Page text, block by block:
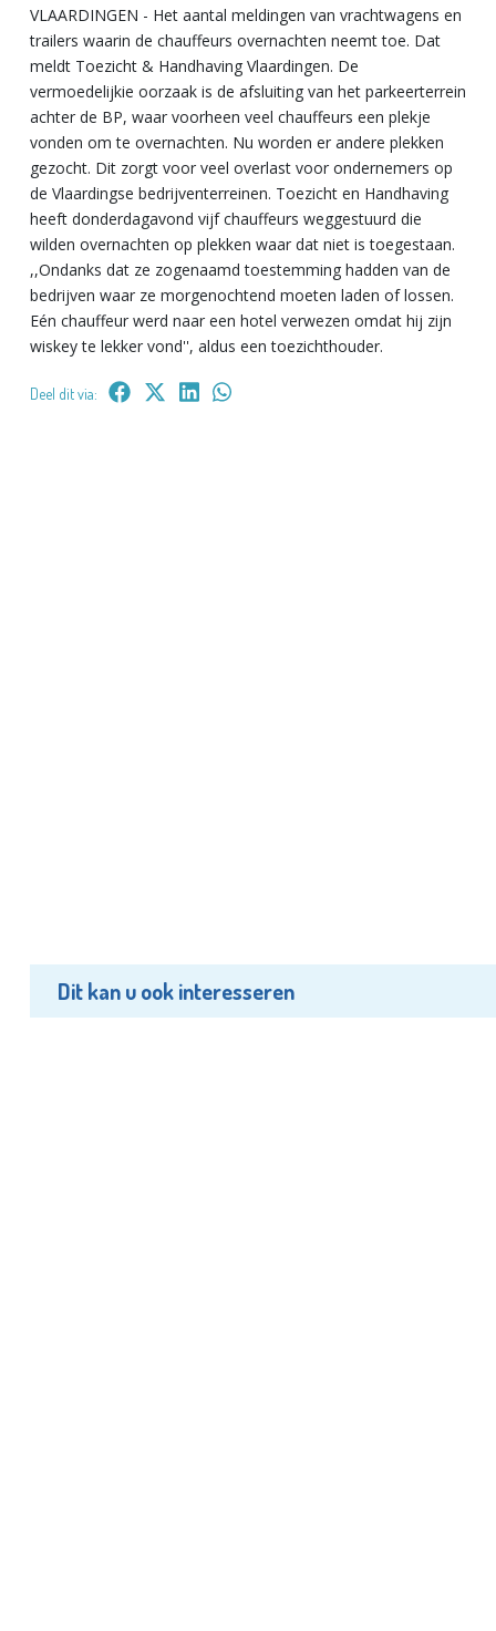
VLAARDINGEN - Het aantal meldingen van vrachtwagens en
trailers waarin de chauffeurs overnachten neemt toe. Dat
meldt Toezicht & Handhaving Vlaardingen. De
vermoedelijkie oorzaak is de afsluiting van het parkeerterrein
achter de BP, waar voorheen veel chauffeurs een plekje
vonden om te overnachten. Nu worden er andere plekken
gezocht. Dit zorgt voor veel overlast voor ondernemers op
de Vlaardingse bedrijventerreinen. Toezicht en Handhaving
heeft donderdagavond vijf chauffeurs weggestuurd die
wilden overnachten op plekken waar dat niet is toegestaan.
,,Ondanks dat ze zogenaamd toestemming hadden van de
bedrijven waar ze morgenochtend moeten laden of lossen.
Eén chauffeur werd naar een hotel verwezen omdat hij zijn
wiskey te lekker vond'', aldus een toezichthouder.
Deel dit via:
Dit kan u ook interesseren